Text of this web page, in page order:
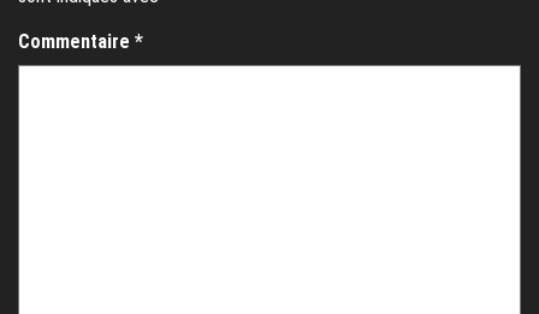
Commentaire *